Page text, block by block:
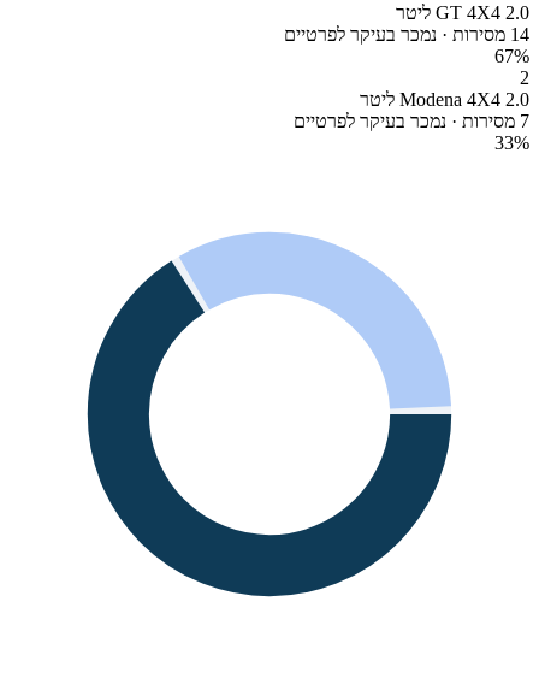
GT 4X4 2.0 ליטר
14 מסירות · נמכר בעיקר לפרטיים
67%
2
Modena 4X4 2.0 ליטר
7 מסירות · נמכר בעיקר לפרטיים
33%